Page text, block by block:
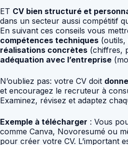
ET CV bien structuré et
dans un secteur aussi compétitif
En suivant ces conseils vous
compétences techniques
réalisations concrètes (chiffres,
adéquation avec l’entreprise
N’oubliez pas: votre CV doit
et encouragez le recruteur à
Examinez, révisez et adaptez
Exemple à télécharger : Vous
comme Canva, Novoresumé ou
pour créer votre CV. L’important